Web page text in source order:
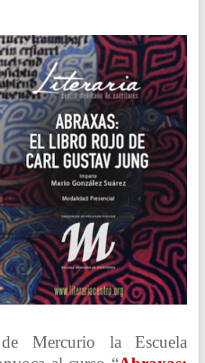
Mercurio la Escuela